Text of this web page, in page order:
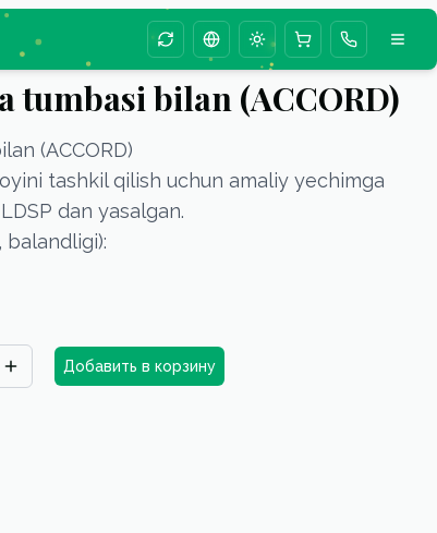
Change season animation
Change language
Toggle theme
tumbasi bilan (ACCORD)
(ACCORD)
tashkil qilish uchun amaliy yechimga
dan yasalgan.
balandligi):
Добавить в корзину